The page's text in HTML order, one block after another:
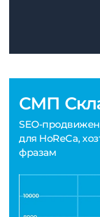
СМП
SEO-
для HoReCa,
фразам